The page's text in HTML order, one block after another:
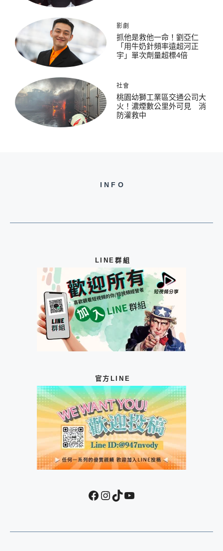
影劇
抓他是救他一命！劉亞仁
「用牛奶針頻率遠超河正
宇」單次劑量超標4倍
社會
桃園幼獅工業區交通公司大
火！濃煙數公里外可見 消
防灌救中
INFO
LINE群組
官方LINE
Facebook
Instagram
TikTokYouTube